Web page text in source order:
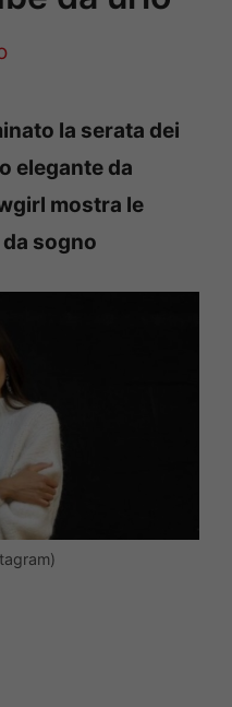
la serata dei
elegante da
mostra le
sogno